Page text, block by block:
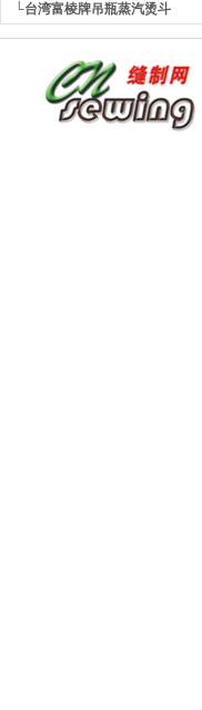
└台湾富棱牌吊瓶蒸汽烫斗